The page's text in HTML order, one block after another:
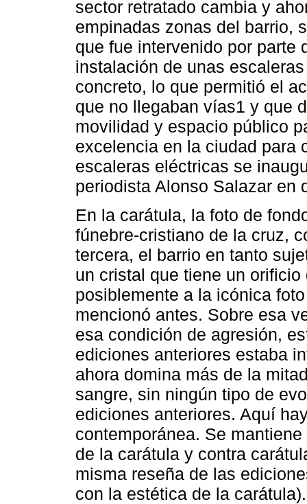
sector retratado cambia y
empinadas zonas del barrio,
que fue intervenido por parte
instalación de unas
concreto, lo que permitió el
que no llegaban vías1 y que
movilidad y espacio público
excelencia en la ciudad para
escaleras eléctricas se
periodista Alonso Salazar en
En la carátula, la foto de
fúnebre-cristiano de la cruz,
tercera, el barrio en tanto
un cristal que tiene un
posiblemente a la icónica
mencionó antes. Sobre esa
esa condición de agresión,
ediciones anteriores estaba
ahora domina más de la
sangre, sin ningún tipo de
ediciones anteriores. Aquí
contemporánea. Se
de la carátula y contra
misma reseña de las
con la estética de la carátula).